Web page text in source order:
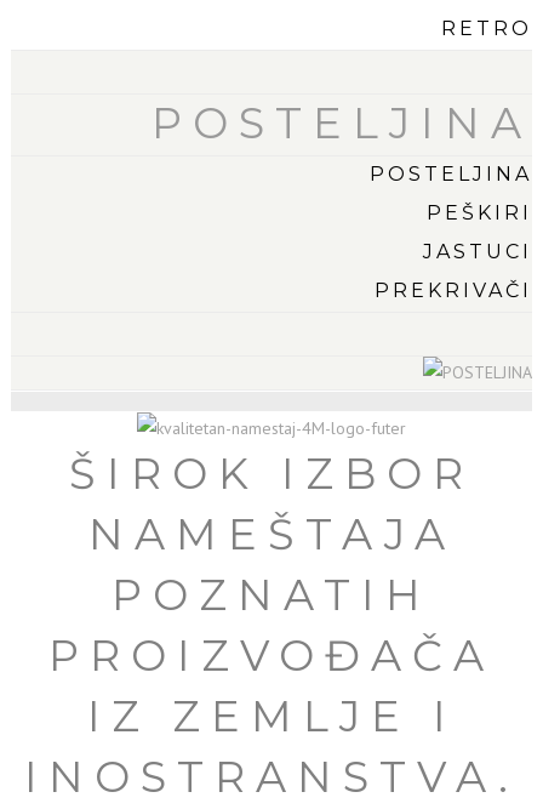
RETRO
POSTELJINA
POSTELJINA
PEŠKIRI
JASTUCI
PREKRIVAČI
ŠIROK IZBOR
NAMEŠTAJA
POZNATIH
PROIZVOĐAČA
IZ ZEMLJE I
INOSTRANSTVA.